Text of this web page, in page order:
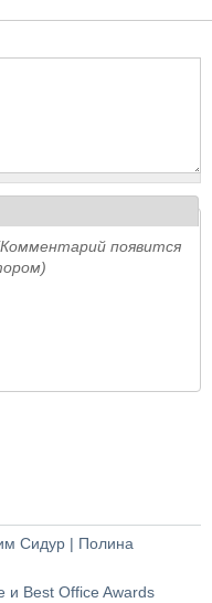
появится
Сидур | Полина
и Best Office Awards